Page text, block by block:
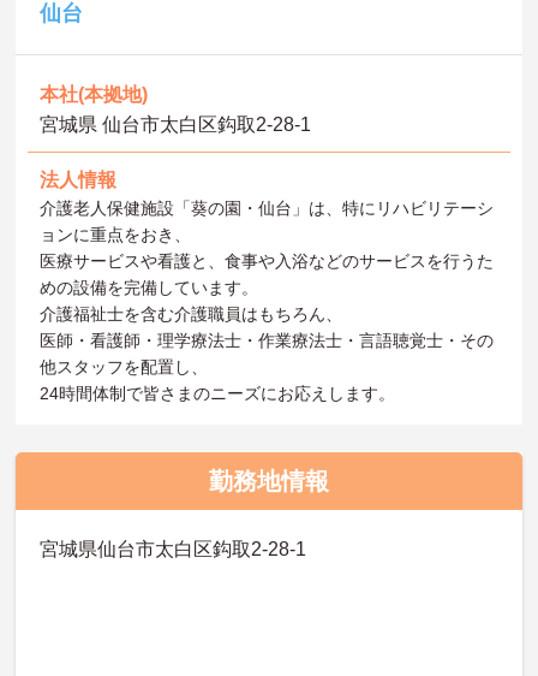
仙台
本社(本拠地)
宮城県 仙台市太白区鈎取2-28-1
法人情報
介護老人保健施設「葵の園・仙台」は、特にリハビリテーシ
ョンに重点をおき、
医療サービスや看護と、食事や入浴などのサービスを行うた
めの設備を完備しています。
介護福祉士を含む介護職員はもちろん、
医師・看護師・理学療法士・作業療法士・言語聴覚士・その
他スタッフを配置し、
24時間体制で皆さまのニーズにお応えします。
勤務地情報
宮城県仙台市太白区鈎取2-28-1